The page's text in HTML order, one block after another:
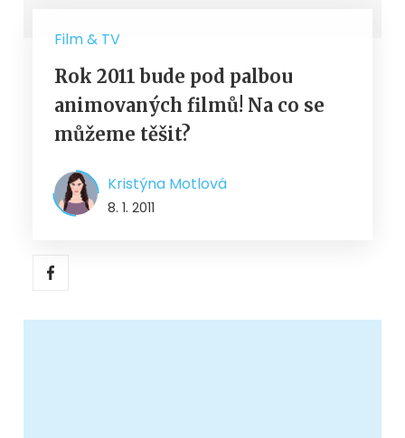
Film & TV
Rok 2011 bude pod palbou
animovaných filmů! Na co se
můžeme těšit?
Kristýna Motlová
8. 1. 2011